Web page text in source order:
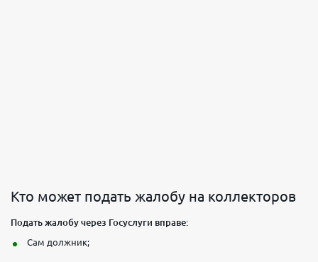
Кто может подать жалобу на коллекторов
Подать жалобу через Госуслуги вправе:
Сам должник;